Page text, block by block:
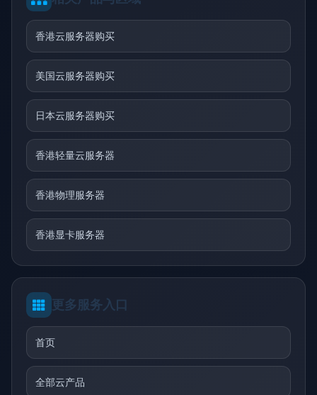
香港云服务器购买
美国云服务器购买
日本云服务器购买
香港轻量云服务器
香港物理服务器
香港显卡服务器
更多服务入口
首页
全部云产品